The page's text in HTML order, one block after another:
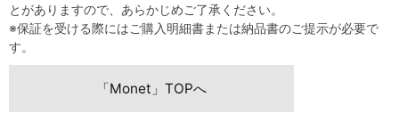
とがありますので、あらかじめご了承ください。
※保証を受ける際にはご購入明細書または納品書のご提示が必要で
す。
「Monet」TOPへ